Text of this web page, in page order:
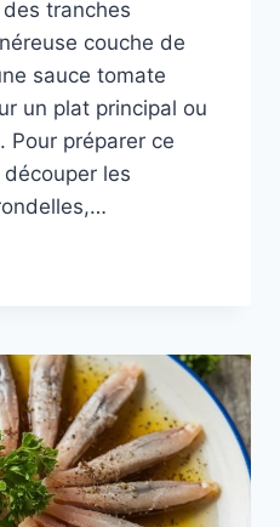
tranches
couche de
sauce tomate
un plat principal ou
Pour préparer ce
les